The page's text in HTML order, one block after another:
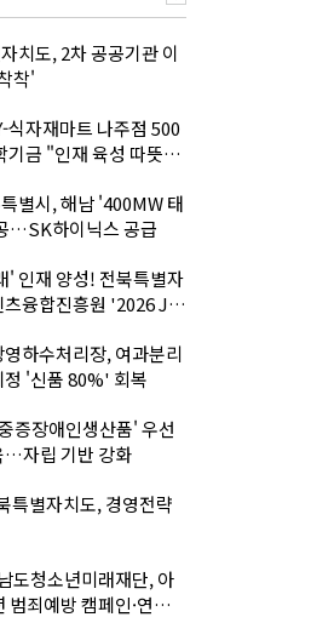
치도, 2차 공공기관 이
착'
식자재마트 나주점 500
기금 "인재 육성 따뜻한
별시, 해남 '400MW 태
…SK하이닉스 공급
' 인재 양성! 전북특별자
츠융합진흥원 '2026 JB-
영하수처리장, 여과분리
정 '신품 80%' 회복
증장애인생산품' 우선
…자립 기반 강화
특별자치도, 경영전략
도청소년미래재단, 아
범죄예방 캠페인·연합